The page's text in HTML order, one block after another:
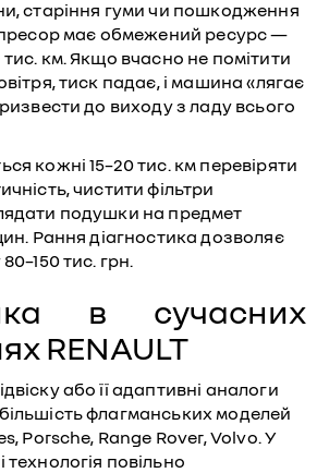
старіння гуми чи пошкодження
має обмежений ресурс —
км. Якщо вчасно не помітити
тиск падає, і машина «лягає
до виходу з ладу всього
кожні 15–20 тис. км перевіряти
чистити фільтри
подушки на предмет
Рання діагностика дозволяє
тис. грн.
в сучасних
RENAULT
або її адаптивні аналоги
флагманських моделей
Porsche, Range Rover, Volvo. У
повільно